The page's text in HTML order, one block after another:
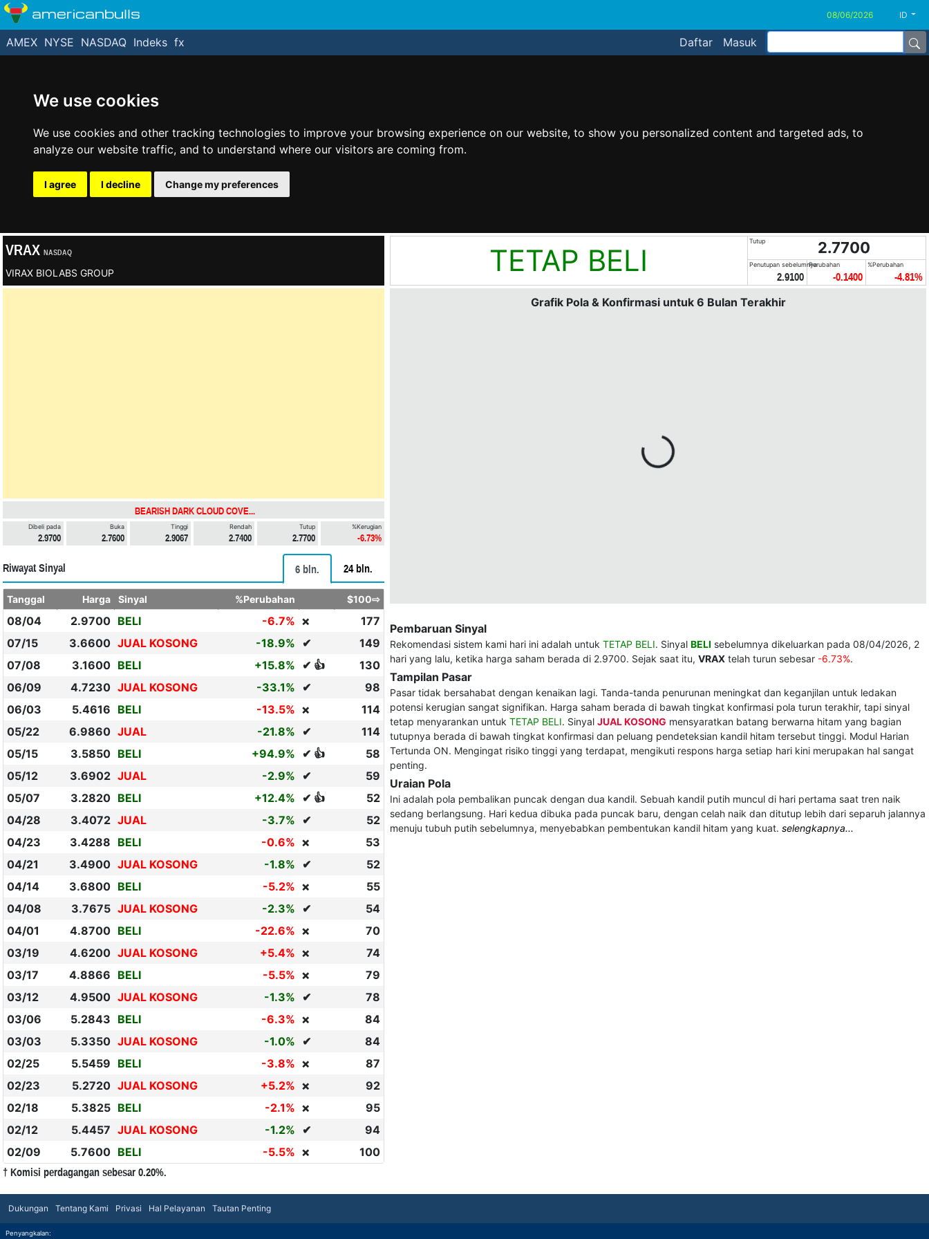
We use cookies
We use cookies and other tracking technologies to improve your browsing experience on our website, to show you personalized content and targeted ads, to
analyze our website traffic, and to understand where our visitors are coming from.
I agree I decline Change my preferences
americanbulls ID
Daftar Masuk
AMEX NYSE NASDAQ Indeks fx
VRAX NASDAQ
VIRAX BIOLABS GROUP TETAP BELI
Tutup 2.7700
Penutupan sebelumnya
2.9100
Perubahan
-0.1400
%Perubahan
-4.81%
BEARISH DARK CLOUD COVE...
Dibeli pada
2.9700
Buka
2.7600
Tinggi
2.9067
Rendah
2.7400
Tutup
2.7700
%Kerugian
-6.73%
Riwayat Sinyal 6 bln. 24 bln.
Tanggal Harga Sinyal %Perubahan $100⇨
08/04 2.9700 BELI -6.7% ❌
177
07/15
3.6600 JUAL KOSONG -18.9% ✔
149
07/08
3.1600 BELI +15.8% ✔ 👍
130
06/09
4.7230 JUAL KOSONG -33.1% ✔
98
06/03
5.4616 BELI -13.5% ❌
114
05/22
6.9860 JUAL -21.8% ✔
114
05/15
3.5850 BELI +94.9% ✔ 👍
58
05/12
3.6902 JUAL -2.9% ✔
59
05/07
3.2820 BELI +12.4% ✔ 👍
52
04/28
3.4072 JUAL -3.7% ✔
52
04/23
3.4288 BELI -0.6% ❌
53
04/21
3.4900 JUAL KOSONG -1.8% ✔
52
04/14
3.6800 BELI -5.2% ❌
55
04/08
3.7675 JUAL KOSONG -2.3% ✔
54
04/01
4.8700 BELI -22.6% ❌
70
03/19
4.6200 JUAL KOSONG +5.4% ❌
74
03/17
4.8866 BELI -5.5% ❌
79
03/12
4.9500 JUAL KOSONG -1.3% ✔
78
03/06
5.2843 BELI -6.3% ❌
84
03/03
5.3350 JUAL KOSONG -1.0% ✔
84
02/25
5.5459 BELI -3.8% ❌
87
02/23
5.2720 JUAL KOSONG +5.2% ❌
92
02/18
5.3825 BELI -2.1% ❌
95
02/12
5.4457 JUAL KOSONG -1.2% ✔
94
02/09
5.7600 BELI -5.5% ❌ 100
† Komisi perdagangan sebesar 0.20%.
Grafik Pola & Konfirmasi untuk 6 Bulan Terakhir
Pembaruan Sinyal
Rekomendasi sistem kami hari ini adalah untuk TETAP BELI. Sinyal BELI sebelumnya dikeluarkan pada 08/04/2026, 2
hari yang lalu, ketika harga saham berada di 2.9700. Sejak saat itu, VRAX telah turun sebesar -6.73%.
Tampilan Pasar
Pasar tidak bersahabat dengan kenaikan lagi. Tanda-tanda penurunan meningkat dan keganjilan untuk ledakan
potensi kerugian sangat signifikan. Harga saham berada di bawah tingkat konfirmasi pola turun terakhir, tapi sinyal
tetap menyarankan untuk TETAP BELI. Sinyal JUAL KOSONG mensyaratkan batang berwarna hitam yang bagian
tutupnya berada di bawah tingkat konfirmasi dan peluang pendeteksian kandil hitam tersebut tinggi. Modul Harian
Tertunda ON. Mengingat risiko tinggi yang terdapat, mengikuti respons harga setiap hari kini merupakan hal sangat
penting.
Uraian Pola
Ini adalah pola pembalikan puncak dengan dua kandil. Sebuah kandil putih muncul di hari pertama saat tren naik
sedang berlangsung. Hari kedua dibuka pada puncak baru, dengan celah naik dan ditutup lebih dari separuh jalannya
menuju tubuh putih sebelumnya, menyebabkan pembentukan kandil hitam yang kuat. selengkapnya...
Dukungan Tentang Kami Privasi Hal Pelayanan Tautan Penting
Penyangkalan: